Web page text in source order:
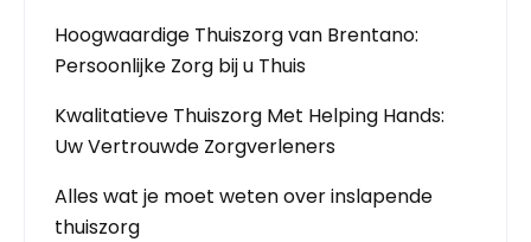
Hoogwaardige Thuiszorg van Brentano:
Persoonlijke Zorg bij u Thuis
Kwalitatieve Thuiszorg Met Helping Hands:
Uw Vertrouwde Zorgverleners
Alles wat je moet weten over inslapende
thuiszorg